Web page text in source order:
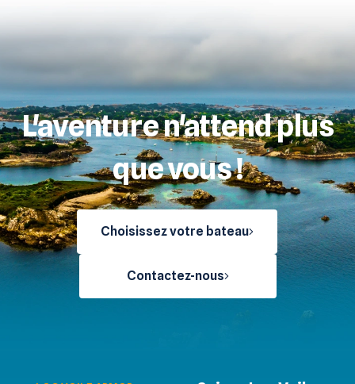
L'aventure n'attend plus
que vous !
Choisissez votre bateau
Contactez-nous